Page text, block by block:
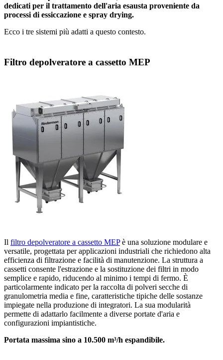
dedicati per il trattamento dell'aria esausta proveniente da
processi di essiccazione e spray drying.
Ecco i tre sistemi più adatti a questo contesto.
Filtro depolveratore a cassetto MEP
Il filtro depolveratore a cassetto MEPè una soluzione modulare e
versatile, progettata per applicazioni industriali che richiedono alta
efficienza di filtrazione e facilità di manutenzione. La struttura a
cassetti consente l'estrazione e la sostituzione dei filtri in modo
semplice e rapido, riducendo al minimo i tempi di fermo. È
particolarmente indicato per la raccolta di polveri secche di
granulometria media e fine, caratteristiche tipiche delle sostanze
impiegate nella produzione di integratori. La sua modularità
permette di adattarlo facilmente a diverse portate d'aria e
configurazioni impiantistiche.
Portata massima sino a 10.500 m³/h espandibile.